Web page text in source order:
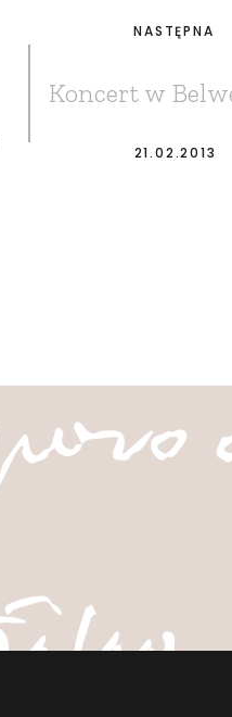
NASTĘPNA
21.02.2013
Koncert w